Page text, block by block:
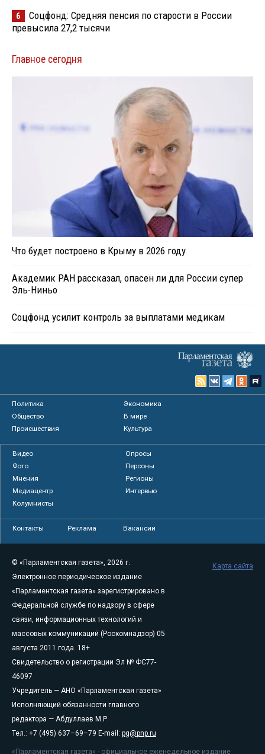
6
Соцфонд: Средняя пенсия по старости в России
превысила 27,2 тысячи
Главное сегодня
Что будет построено в Крыму в 2026 году
Академик РАН рассказал, опасен ли для России супер
Эль-Ниньо
Соцфонд усилит контроль за выплатами медикам
Политика
Экономика
Общество
В мире
Происшествия
Культура
Видео
Опросы
Фото
Персоны
Мнения
Регионы
Медиацентр
Интервью
Колумнисты
Контакты Реклама Вакансии
© «Парламентская газета», 2026 г.
Электронное периодическое издание
«Парламентская газета» зарегистрировано в
Федеральной службе по надзору в сфере
связи, информационных технологий и
массовых коммуникаций (Роскомнадзор) 05
августа 2011 года. 18+
Свидетельство о регистрации Эл № ФС77-
46097
Учредитель — АНО «Парламентская газета»
Исполняющий обязанности главного
редактора — Абдуллаев М.Р.
Тел.: +7 (495) 637–69–79 E-mail: pg@pnp.ru
«Парламентская газета» - официальное еженедельное издание
Карта сайта